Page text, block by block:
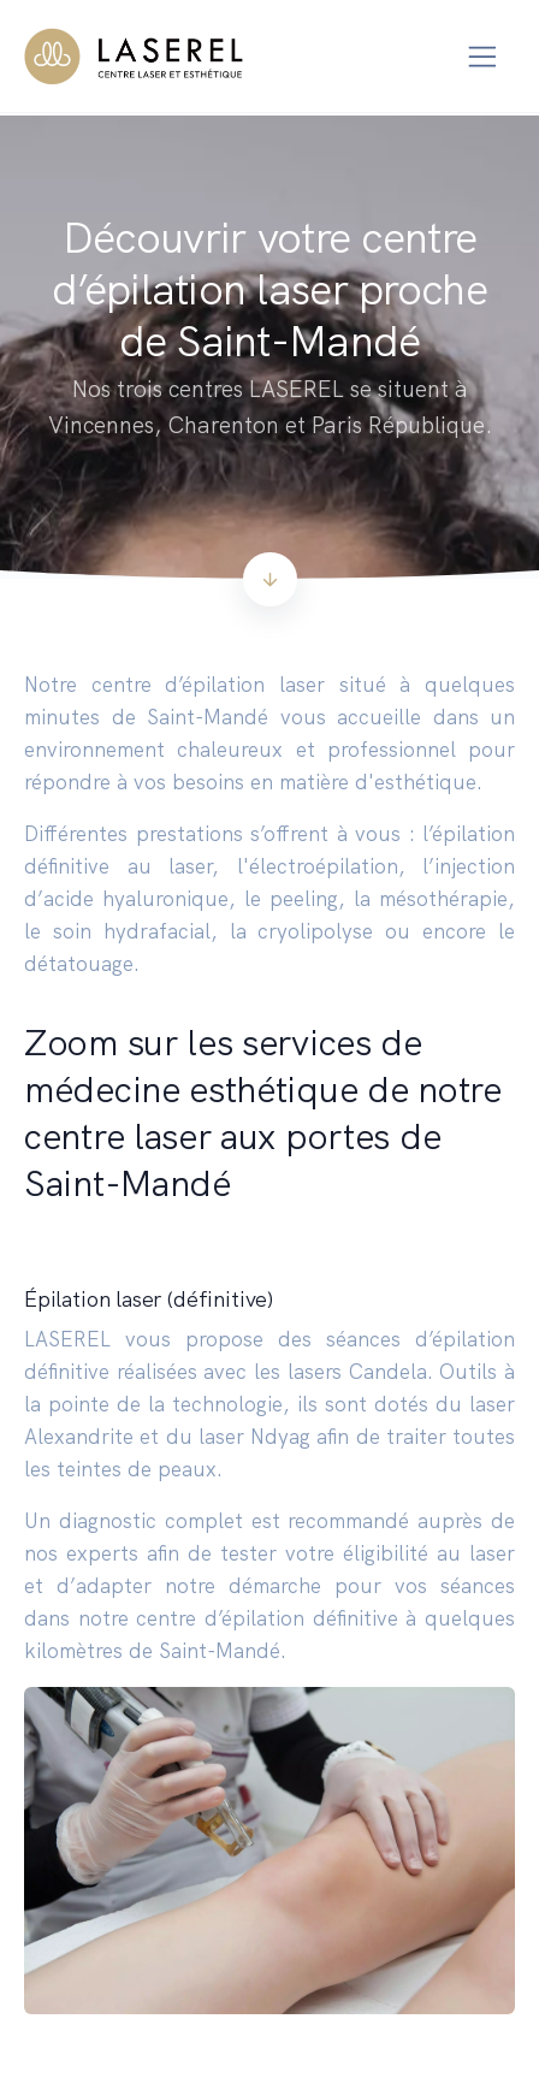
Découvrir votre centre
d’épilation laser proche
de Saint-Mandé
Nos trois centres LASEREL se situent à
Vincennes, Charenton et Paris République.
Notre centre d’épilation laser situé à quelques
minutes de Saint-Mandé vous accueille dans un
environnement chaleureux et professionnel pour
répondre à vos besoins en matière d'esthétique.
Différentes prestations s’offrent à vous : l’épilation
définitive au laser, l'électroépilation, l’injection
d’acide hyaluronique, le peeling, la mésothérapie,
le soin hydrafacial, la cryolipolyse ou encore le
détatouage.
Zoom sur les services de
médecine esthétique de notre
centre laser aux portes de
Saint-Mandé
Épilation laser (définitive)
LASEREL vous propose des séances d’épilation
définitive réalisées avec les lasers Candela. Outils à
la pointe de la technologie, ils sont dotés du laser
Alexandrite et du laser Ndyag afin de traiter toutes
les teintes de peaux.
Un diagnostic complet est recommandé auprès de
nos experts afin de tester votre éligibilité au laser
et d’adapter notre démarche pour vos séances
dans notre centre d’épilation définitive à quelques
kilomètres de Saint-Mandé.